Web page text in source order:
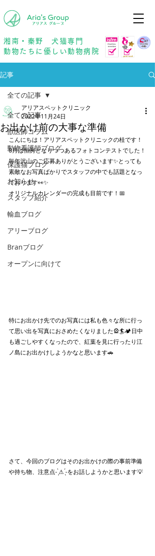
湘南・秦野 犬猫専門
動物たちに優しい動物病院
記事
全ての記事
獣医師コラム
動物看護師ブログ
保護猫ブログ
お知らせ
スタッフ紹介
輸血ブログ
アリーブログ
Branブログ
オープンに向けて
全ての記事
お出かけ前の大事な準備
アリアスペットクリニック
2022年11月24日
こんにちは！アリアスペットクリニックの桂です！
8月は恒例となりつつあるフォトコンテストでした！
毎年沢山のご応募ありがとうございます✨とっても
素敵なお写真ばかりでスタッフの中でも話題となっ
ております👀✨
オリジナルカレンダーの完成も目前です！📅
特にお出かけ先でのお写真には私も色々な所に行っ
て思い出を写真におさめたくなりました🎡🏄🏕日中
も過ごしやすくなったので、紅葉を見に行ったり江
ノ島にお出かけしようかなと思います🚗
さて、今回のブログはそのお出かけの際の事前準備
や持ち物、注意点- ̗̀⚠︎ ̖́-をお話しようかと思います💡